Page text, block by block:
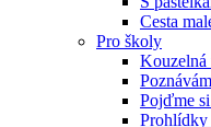
Cesta
Pro školy
Kouzelná
Pojďme
Prohlídky